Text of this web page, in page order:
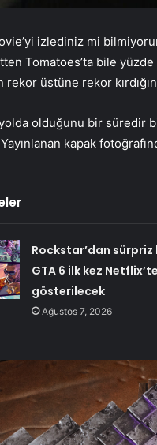
izlediniz mi
Tomatoes’ta bile
rekor üstüne rekor
olduğunu bir süredir
kapak
Rockstar’dan sürpriz
GTA 6 ilk kez Netflix’te
gösterilecek
Ağustos 7, 2026